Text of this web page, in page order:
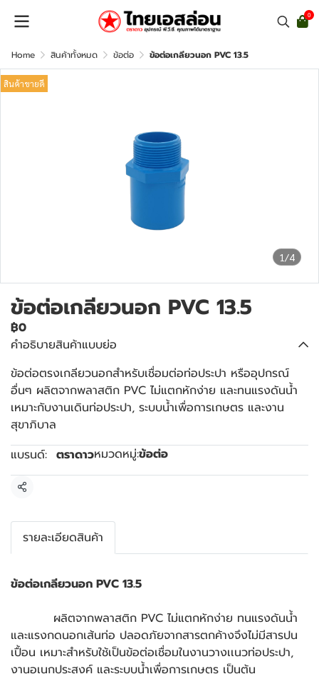
0
Home สินค้าทั้งหมด ข้อต่อ ข้อต่อเกลียวนอก PVC 13.5
1/4
สินค้าขายดี
ข้อต่อเกลียวนอก PVC 13.5
฿0
คำอธิบายสินค้าแบบย่อ
ข้อต่อตรงเกลียวนอกสำหรับเชื่อมต่อท่อประปา หรืออุปกรณ์
อื่นๆ ผลิตจากพลาสติก PVC ไม่แตกหักง่าย และทนแรงดันน้ำ
เหมาะกับงานเดินท่อประปา, ระบบน้ำเพื่อการเกษตร และงาน
สุขาภิบาล
แบรนด์: ตราดาวหมวดหมู่:ข้อต่อ
แชร์
รายละเอียดสินค้า
ข้อต่อเกลียวนอก PVC 13.5
ผลิตจากพลาสติก PVC ไม่แตกหักง่าย ทนแรงดันน้ำ
และแรงกดนอกเส้นท่อ ปลอดภัยจากสารตกค้างจึงไม่มีสารปน
เปื้อน เหมาะสำหรับใช้เป็นข้อต่อเชื่อมในงานวางเเนวท่อประปา,
งานอเนกประสงค์ และระบบน้ำเพื่อการเกษตร เป็นต้น